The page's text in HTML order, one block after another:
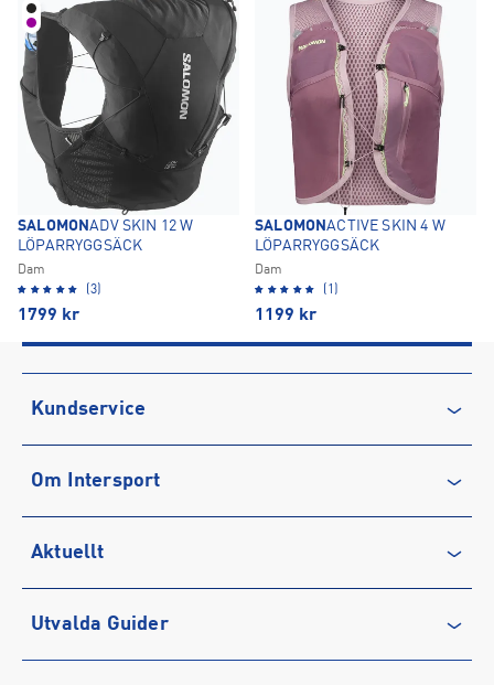
SALOMONADV SKIN 12 W
LÖPARRYGGSÄCK
Dam
(3)
1799 kr
SALOMONACTIVE SKIN 4 W
LÖPARRYGGSÄCK
Dam
(1)
1199 kr
Kundservice
Vanliga frågor & svar
Köpvillkor
Integritetspolicy
Medlemsvillkor
Cookie-policy
Om Intersport
Karriär på INTERSPORT
Service
Presentkort
Aktuellt
Löpning
Utvalda Guider